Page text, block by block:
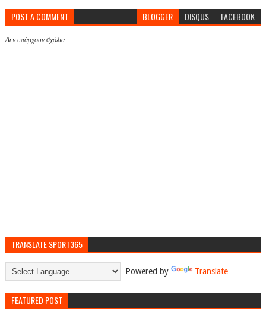
POST A COMMENT BLOGGER DISQUS FACEBOOK
Δεν υπάρχουν σχόλια
TRANSLATE SPORT365
Powered by Translate
FEATURED POST